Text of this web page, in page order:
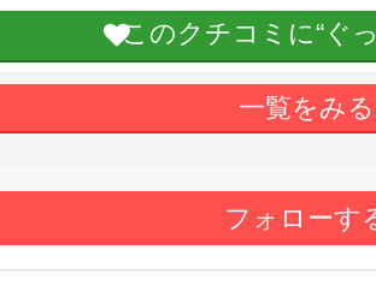
このクチコミに“ぐ
一覧をみる
フォローす